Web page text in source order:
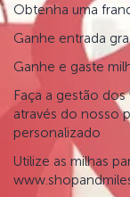
Obtenha uma
Ganhe entrada
Ganhe e gaste
Faça a gestão
através do nosso
personalizado
Utilize as milhas